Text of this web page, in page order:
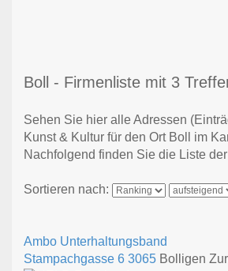
Boll - Firmenliste mit 3
Sehen Sie hier alle Adressen
Kunst & Kultur für den Ort Boll im
Nachfolgend finden Sie die Liste
Sortieren nach:
Ambo Unterhaltungsband
Stampachgasse 6 3065 Bolligen